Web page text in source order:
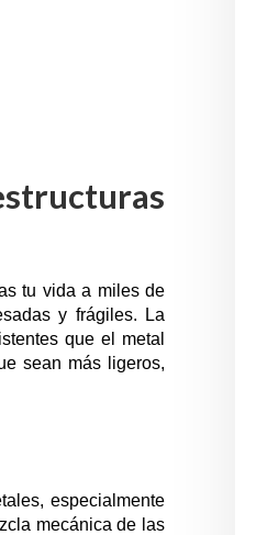
tu vida a miles de
y frágiles. La
que el metal
sean más ligeros,
especialmente
mecánica de las